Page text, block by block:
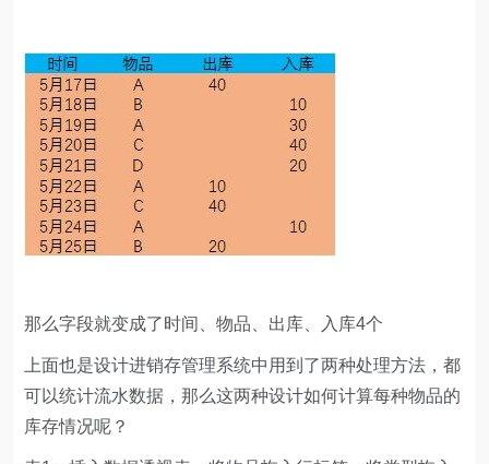
那么字段就变成了时间、物品、出库、入库4个
上面也是设计进销存管理系统中用到了两种处理方法，都
可以统计流水数据，那么这两种设计如何计算每种物品的
库存情况呢？